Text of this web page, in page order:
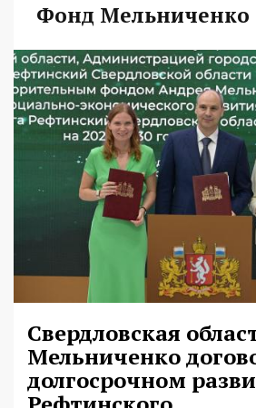
Фонд Мельниченко
Свердловская
Мельниченко
долгосрочном